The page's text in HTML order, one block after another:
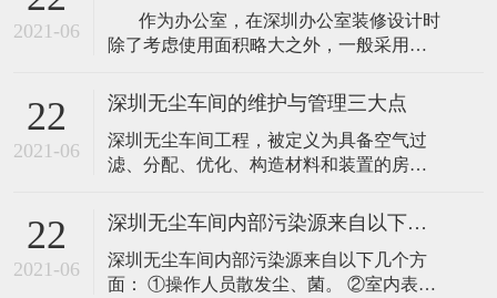
静电控制在要求范围内，而所规定的特别
设计之房间。不管不论外面空气条件如何
求的洁净度、温
2021-06
作为办公室，在深圳办公室装修设计时
除了考虑使用面积略大之外，一般采用较
空间，因为过于拥挤的环境束缚人的思
维，带心理上的焦虑等问题，所以为其打
造一个良好的办公环境是极为重要的。
&nb
22
2021-06
深圳无尘车间的维护与管理三大点
深圳无尘车间工程，被定义为具备空气过
滤、分配、优化、构造材料和装置的房
净室工程的建造和使用应减少室内诱入、
产生及滞留粒子，室内其他有关参数温
度、湿度、压力等按照要求进行控制。洁
净室以单位体积空气某粒径粒子的数量来
22
2021-06
深圳无尘车间内部污染源来自以下几个方面
深圳无尘车间内部污染源来自以下几个方
面： ①操作人员散发尘、菌。 ②室内表面